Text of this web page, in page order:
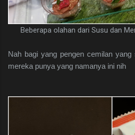
Beberapa olahan dari Susu dan
Nah bagi yang pengen cemilan
mereka punya yang namanya ini nih